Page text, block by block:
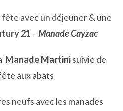
avec un déjeuner & une
21 – Manade Cayzac
Manade Martinisuivie de
aux abats
neufs avec les manades